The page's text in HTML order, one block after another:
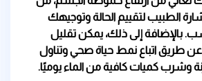
الطبيب لتقييم الحالة وتوجيهك
بالإضافة إلى ذلك، يمكن تقليل
طريق اتباع نمط حياة صحي وتناول
وشرب كميات كافية من الماء يوميًا.